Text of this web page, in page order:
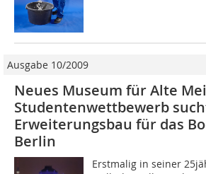
Ausgabe 10/2009
Neues Museum für Alte
Studentenwettbewerb
Erweiterungsbau für das
Berlin
Erstmalig in seiner